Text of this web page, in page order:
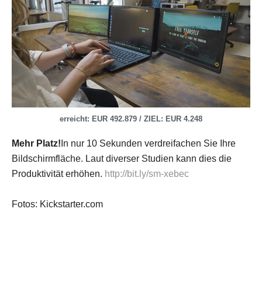
erreicht: EUR 492.879 / ZIEL: EUR 4.248
Mehr Platz! In nur 10 Sekunden verdreifachen Sie Ihre
Bildschirmfläche. Laut diverser Studien kann dies die
Produktivität erhöhen. http://bit.ly/sm-xebec
Fotos: Kickstarter.com